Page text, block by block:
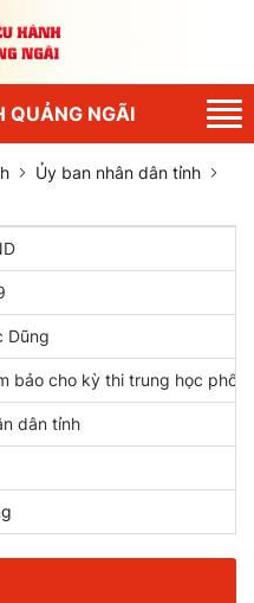
QUẢNG NGÃI
Ủy ban nhân dân tỉnh
Dũng
bảo cho kỳ thi trung học phổ
dân tỉnh